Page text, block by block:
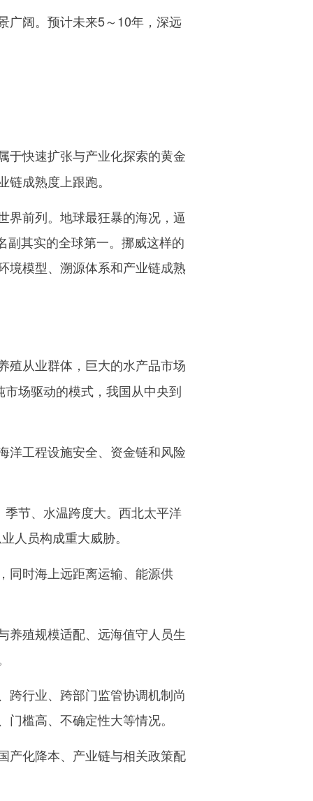
阔。预计未来5～10年，深远
于快速扩张与产业化探索的黄金
成熟度上跟跑。
前列。地球最狂暴的海况，逼
副其实的全球第一。挪威这样的
境模型、溯源体系和产业链成熟
殖从业群体，巨大的水产品市场
场驱动的模式，我国从中央到
工程设施安全、资金链和风险
节、水温跨度大。西北太平洋
人员构成重大威胁。
时海上远距离运输、能源供
殖规模适配、远海值守人员生
行业、跨部门监管协调机制尚
槛高、不确定性大等情况。
化降本、产业链与相关政策配